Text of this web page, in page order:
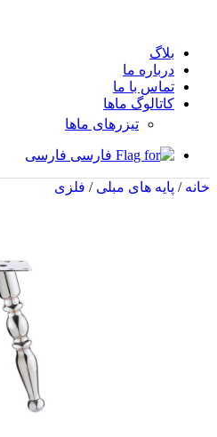
بلاگ
درباره ما
تماس با ما
کاتالوگ ماها
تیزرهای ماها
فارسی
خانه/ پایه های مبلی/ فلزی